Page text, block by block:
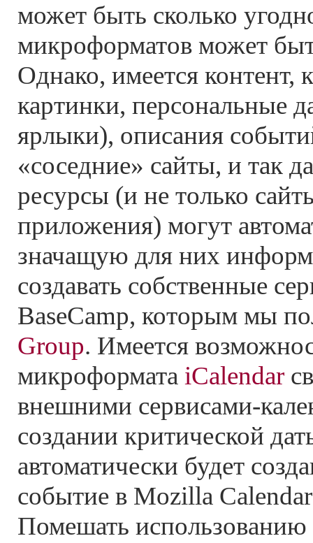
может быть сколько
микроформатов может
Однако, имеется контент,
картинки, персональные
ярлыки), описания
«соседние» сайты, и так
ресурсы (и не только
приложения) могут
значащую для них
создавать собственные
BaseCamp, которым мы
Group. Имеется
микроформата iCalendar
внешними сервисами-
создании критической
автоматически будет
событие в Mozilla
Помешать